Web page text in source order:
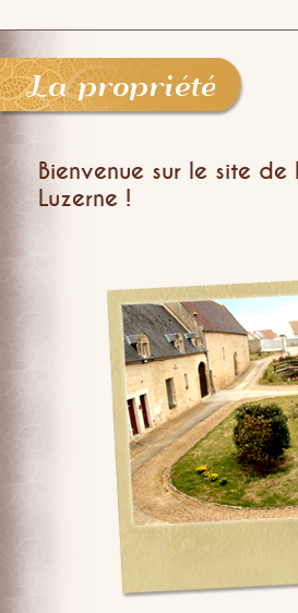
La propriété
Bienvenue sur le site
Luzerne !